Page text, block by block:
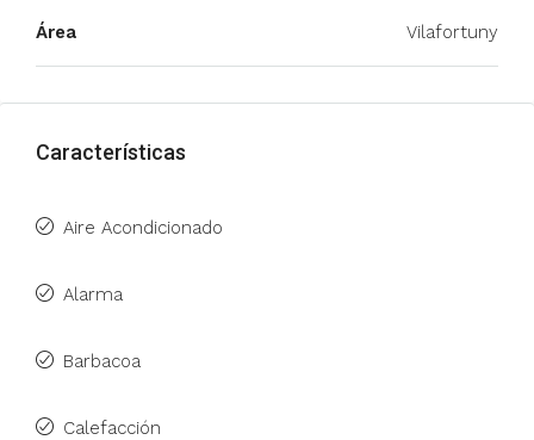
Área Vilafortuny
Características
Aire Acondicionado
Alarma
Barbacoa
Calefacción